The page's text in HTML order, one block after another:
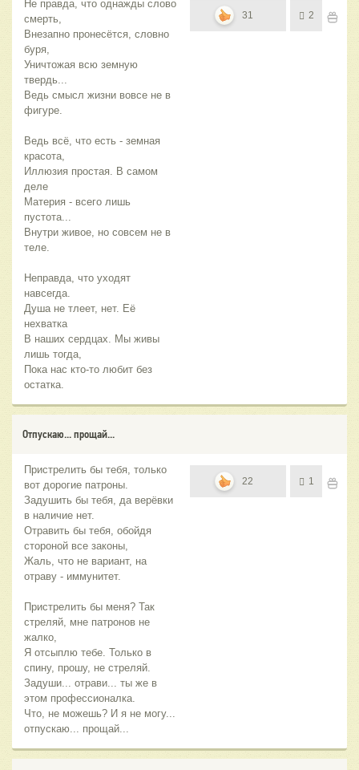
Не правда, что однажды слово
смерть,
Внезапно пронесётся, словно
буря,
Уничтожая всю земную
твердь...
Ведь смысл жизни вовсе не в
фигуре.
Ведь всё, что есть - земная
красота,
Иллюзия простая. В самом
деле
Материя - всего лишь
пустота...
Внутри живое, но совсем не в
теле.
Неправда, что уходят
навсегда.
Душа не тлеет, нет. Её
нехватка
В наших сердцах. Мы живы
лишь тогда,
Пока нас кто-то любит без
остатка.
31 2
Отпускаю... прощай...
Пристрелить бы тебя, только
вот дорогие патроны.
Задушить бы тебя, да верёвки
в наличие нет.
Отравить бы тебя, обойдя
стороной все законы,
Жаль, что не вариант, на
отраву - иммунитет.
Пристрелить бы меня? Так
стреляй, мне патронов не
жалко,
Я отсыплю тебе. Только в
спину, прошу, не стреляй.
Задуши... отрави... ты же в
этом профессионалка.
Что, не можешь? И я не могу...
отпускаю... прощай...
22 1